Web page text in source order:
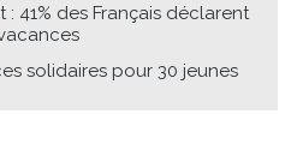
41% des Français déclarent
solidaires pour 30 jeunes